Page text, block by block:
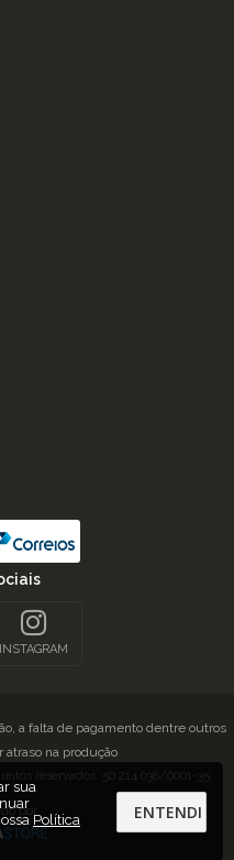
INSTAGRAM
a falta de pagamento dentre outros
atraso na produção
reservados. 50.214.038/0001-35
por
sua
Política
ENTENDI